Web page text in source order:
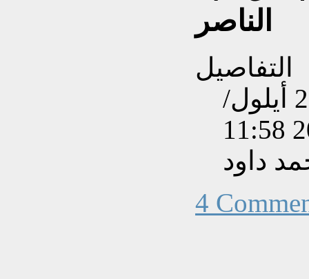
الناصر
التفاصيل
تم إنشاءه بتاريخ الثلاثاء, 29 أيلول/
داود
4